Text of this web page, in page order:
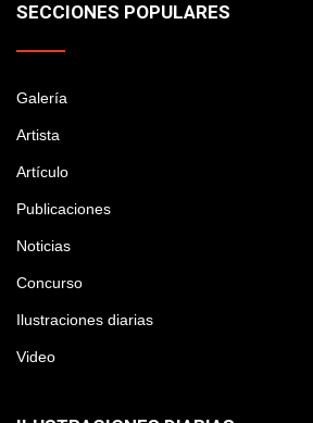
SECCIONES POPULARES
Galería
Artista
Artículo
Publicaciones
Noticias
Concurso
Ilustraciones diarias
Video